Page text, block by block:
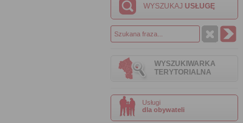
WYSZUKAJ USŁUGĘ
WYSZUKIWARKA
TERYTORIALNA
Usługi
dla obywateli